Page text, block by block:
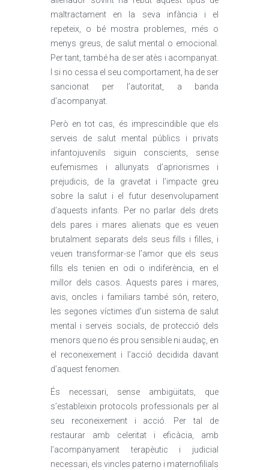
maltractament en la seva infància i el
repeteix, o bé mostra problemes, més o
menys greus, de salut mental o emocional.
Per tant, també ha de ser atès i acompanyat.
I si no cessa el seu comportament, ha de ser
sancionat per l’autoritat, a banda
d’acompanyat.
Però en tot cas, és imprescindible que els
serveis de salut mental públics i privats
infantojuvenils siguin conscients, sense
eufemismes i allunyats d’apriorismes i
prejudicis, de la gravetat i l’impacte greu
sobre la salut i el futur desenvolupament
d’aquests infants. Per no parlar dels drets
dels pares i mares alienats que es veuen
brutalment separats dels seus fills i filles, i
veuen transformar-se l’amor que els seus
fills els tenien en odi o indiferència, en el
millor dels casos. Aquests pares i mares,
avis, oncles i familiars també són, reitero,
les segones víctimes d’un sistema de salut
mental i serveis socials, de protecció dels
menors que no és prou sensible ni audaç, en
el reconeixement i l’acció decidida davant
d’aquest fenomen.
És necessari, sense ambigüitats, que
s’estableixin protocols professionals per al
seu reconeixement i acció. Per tal de
restaurar amb celeritat i eficàcia, amb
l’acompanyament terapèutic i judicial
necessari, els vincles paterno i maternofilials